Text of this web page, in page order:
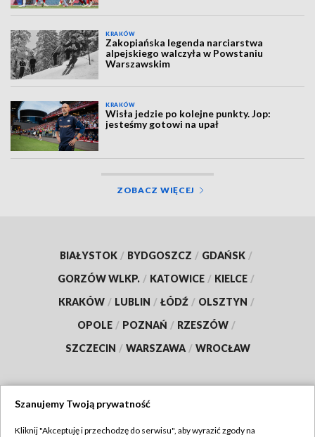
KRAKÓW
Zakopiańska legenda narciarstwa
alpejskiego walczyła w Powstaniu
Warszawskim
KRAKÓW
Wisła jedzie po kolejne punkty. Jop:
jesteśmy gotowi na upał
ZOBACZ WIĘCEJ
BIAŁYSTOK / BYDGOSZCZ / GDAŃSK /
GORZÓW WLKP. / KATOWICE / KIELCE /
KRAKÓW / LUBLIN / ŁÓDŹ / OLSZTYN /
OPOLE / POZNAŃ / RZESZÓW /
SZCZECIN / WARSZAWA / WROCŁAW
Szanujemy Twoją prywatność
Kliknij "Akceptuję i przechodzę do serwisu", aby wyrazić zgody na